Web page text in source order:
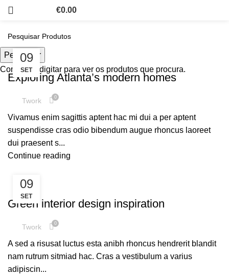
€0.00
09
SET
DECORATION
Exploring Atlanta’s modern homes
Twork 0
Vivamus enim sagittis aptent hac mi dui a per aptent
suspendisse cras odio bibendum augue rhoncus laoreet
dui praesent s...
Continue reading
09
SET
INSPIRATION
Green interior design inspiration
Twork 0
A sed a risusat luctus esta anibh rhoncus hendrerit blandit
nam rutrum sitmiad hac. Cras a vestibulum a varius
adipiscin...
Pesquisar
Comece a digitar para ver os produtos que procura.